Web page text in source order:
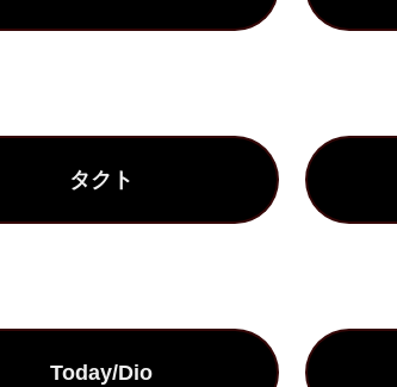
タクト
Today/Dio